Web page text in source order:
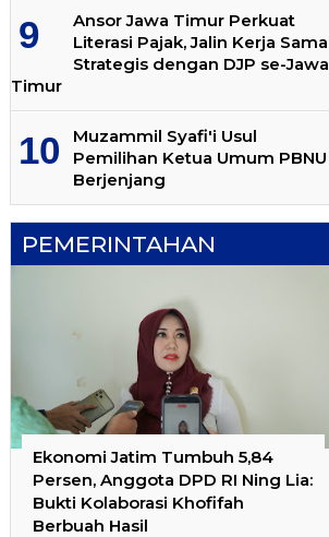
Ansor Jawa Timur Perkuat
Literasi Pajak, Jalin Kerja Sama
Strategis dengan DJP se-Jawa
Timur
Muzammil Syafi'i Usul
Pemilihan Ketua Umum PBNU
Berjenjang
PEMERINTAHAN
Ekonomi Jatim Tumbuh 5,84
Persen, Anggota DPD RI Ning Lia:
Bukti Kolaborasi Khofifah
Berbuah Hasil